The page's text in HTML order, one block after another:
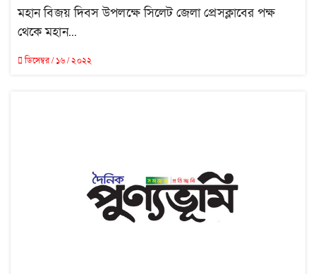
মহান বিজয় দিবস উপলক্ষে সিলেট জেলা প্রেসক্লাবের পক্ষ
থেকে মহান...
ডিসেম্বর / ১৬ / ২০২২